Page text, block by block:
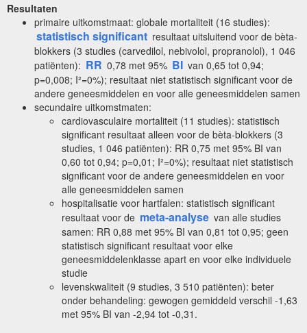
Resultaten
primaire uitkomstmaat: globale mortaliteit (16 studies):
statistisch significant resultaat uitsluitend voor de bèta-
blokkers (3 studies (carvedilol, nebivolol, propranolol), 1 046
patiënten): RR 0,78 met 95% BI van 0,65 tot 0,94;
p=0,008; I²=0%); resultaat niet statistisch significant voor de
andere geneesmiddelen en voor alle geneesmiddelen samen
secundaire uitkomstmaten:
cardiovasculaire mortaliteit (11 studies): statistisch
significant resultaat alleen voor de bèta-blokkers (3
studies, 1 046 patiënten): RR 0,75 met 95% BI van
0,60 tot 0,94; p=0,01; I²=0%); resultaat niet statistisch
significant voor de andere geneesmiddelen en voor
alle geneesmiddelen samen
hospitalisatie voor hartfalen: statistisch significant
resultaat voor de meta-analyse van alle studies
samen: RR 0,88 met 95% BI van 0,81 tot 0,95; geen
statistisch significant resultaat voor elke
geneesmiddelenklasse apart en voor elke individuele
studie
levenskwaliteit (9 studies, 3 510 patiënten): beter
onder behandeling: gewogen gemiddeld verschil -1,63
met 95% BI van -2,94 tot -0,31.